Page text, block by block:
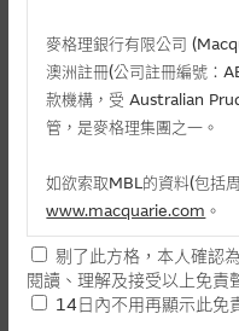
每手(份)
街貨量(百萬份)
最後更新日期： 07-08-2026
相關資產資料
麥格理銀行有限公司
澳洲註冊(公司註冊編號：
款機構，受 Australian
管，是麥格理集團之一。
如欲索取MBL的資料(包括
www.macquarie.com 。
本網站所載資料會隨時更
理的資料，可直接聯絡本
剔了此方格，本人確認
閱讀、理解及接受以上免責
14日內不用再顯示此免